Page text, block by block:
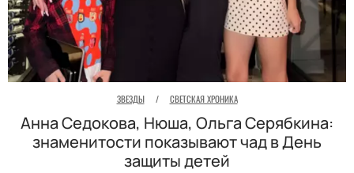
ЗВЕЗДЫ / СВЕТСКАЯ ХРОНИКА
Анна Седокова, Нюша, Ольга Серябкина:
знаменитости показывают чад в День
защиты детей